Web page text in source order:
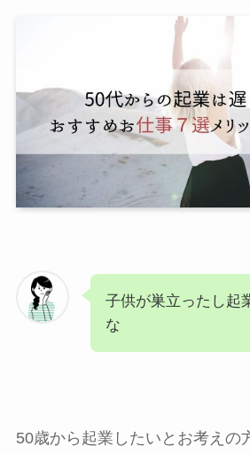
子供が巣立ったし起
な
50歳から起業したいとお考えの